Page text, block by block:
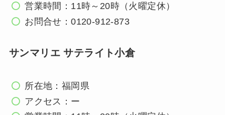
営業時間：11時～20時（火曜定休）
お問合せ：0120-912-873
サンマリエ サテライト小倉
所在地：福岡県
アクセス：ー